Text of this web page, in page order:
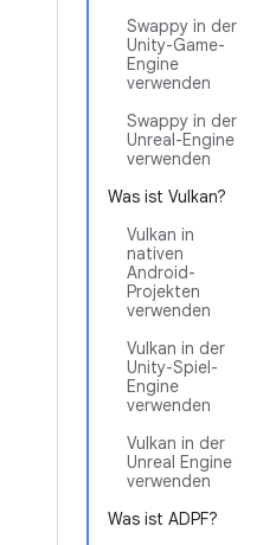
Swappy in der
Unity-Game-
Engine
verwenden
Swappy in der
Unreal-Engine
verwenden
Was ist Vulkan?
Vulkan in
nativen
Android-
Projekten
verwenden
Vulkan in der
Unity-Spiel-
Engine
verwenden
Vulkan in der
Unreal Engine
verwenden
Was ist ADPF?